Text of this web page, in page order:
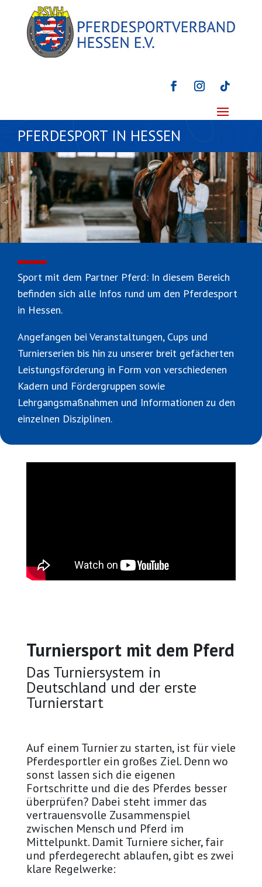
PFERDESPORT IN HESSEN
Sport mit dem Partner Pferd: In diesem Bereich
befinden sich alle Infos rund um den Pferdesport
in Hessen.
Angefangen bei Veranstaltungen, Cups und
Turnierserien bis hin zu unserer breit gefächerten
Leistungsförderung in Form von verschiedenen
Kadern und Fördergruppen sowie
Lehrgangsmaßnahmen und Informationen zu den
einzelnen Disziplinen.
Turniersport mit dem Pferd
Das Turniersystem in
Deutschland und der erste
Turnierstart
Auf einem Turnier zu starten, ist für viele
Pferdesportler ein großes Ziel. Denn wo
sonst lassen sich die eigenen
Fortschritte und die des Pferdes besser
überprüfen? Dabei steht immer das
vertrauensvolle Zusammenspiel
zwischen Mensch und Pferd im
Mittelpunkt. Damit Turniere sicher, fair
und pferdegerecht ablaufen, gibt es zwei
klare Regelwerke: